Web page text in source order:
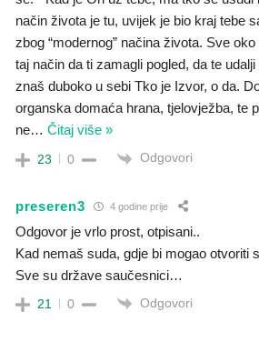
način života je tu, uvijek je bio kraj tebe
zbog “modernog” načina života. Sve
taj način da ti zamagli pogled, da te
znaš duboko u sebi Tko je Izvor, o da.
organska domaća hrana, tjelovježba, te
ne… Čitaj više »
23 0 Odgovori
preseren3 4 godine prije
Odgovor je vrlo prost, otpisani..
Kad nemaš suda, gdje bi mogao otvoriti
Sve su države saučesnici…
21 0 Odgovori